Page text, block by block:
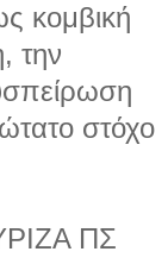
κομβική
την
στόχο
ΠΣ